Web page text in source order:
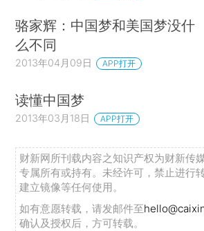
骆家辉：中国梦和美国梦没什
么不同
2013年04月09日 APP打开
读懂中国梦
2013年03月18日 APP打开
财新网所刊载内容之知识产权为财新传
专属所有或持有。未经许可，禁止进行
建立镜像等任何使用。
如有意愿转载，请发邮件至
确认及授权后，方可转载。